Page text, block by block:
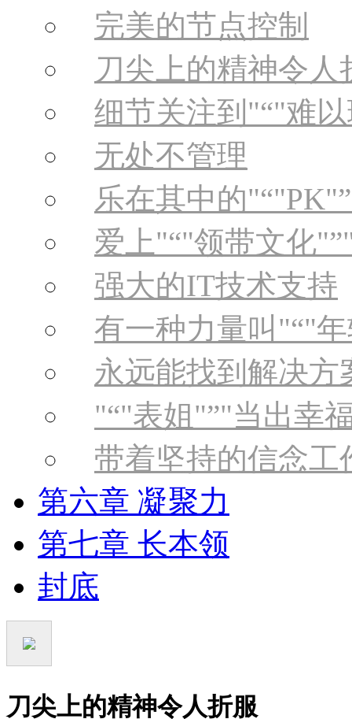
完美的节点控制
刀尖上的精神令人
细节关注到
“ 难
无处不管理
乐在其中的 “ PK ”
爱上 “ 领带文化 ”
强大的IT技术支持
有一种力量叫
“
永远能找到解决方
“ 表姐 ” 当出幸
带着坚持的信念工
第六章 凝聚力
第七章 长本领
封底
刀尖上的精神令人折服